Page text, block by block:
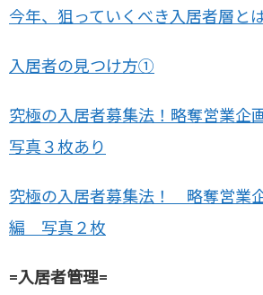
今年、狙っていくべき入居者層と
入居者の見つけ方①
究極の入居者募集法！略奪営業
写真３枚あり
究極の入居者募集法！ 略奪営業
編 写真２枚
=入居者管理=